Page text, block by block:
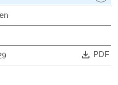
file_download PDF